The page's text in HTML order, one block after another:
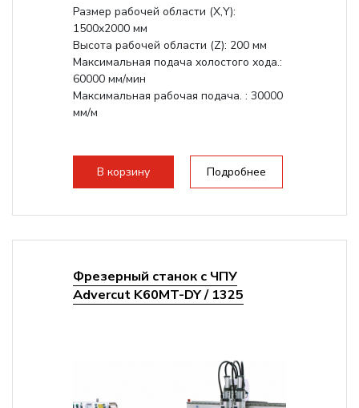
Размер рабочей области (Х,Y):
1500x2000 мм
Высота рабочей области (Z): 200 мм
Максимальная подача холостого хода.:
60000 мм/мин
Максимальная рабочая подача. : 30000
мм/м
В корзину Подробнее
Фрезерный станок с ЧПУ
Advercut K60MT-DY / 1325